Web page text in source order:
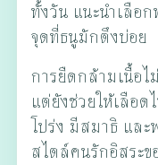
ทั้งวัน แนะนำเลือ
จุดที่ธนูมักตึงบ่อย
การยืดกล้ามเนื้อไ
แต่ยังช่วยให้เลือด
โปร่ง มีสมาธิ และ
สไตล์คนรักอิสระข